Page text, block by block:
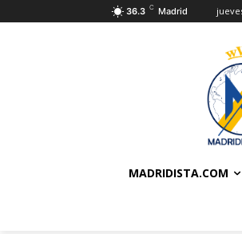
36.3 C Madrid
MADRIDISTA.COM